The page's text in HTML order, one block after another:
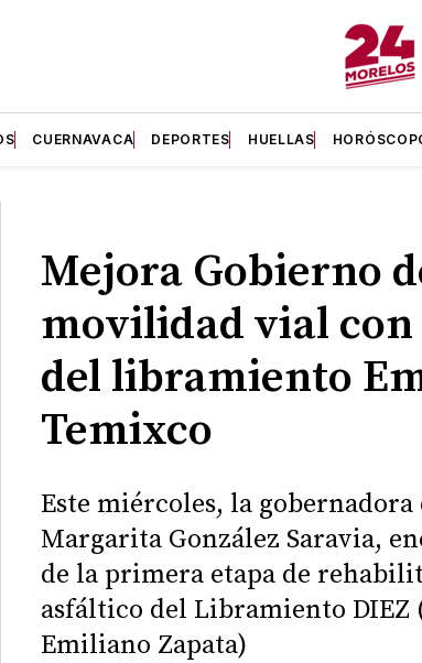
CUERNAVACA DEPORTES HUELLAS
Mejora Gobierno
movilidad vial
del libramiento
Temixco
Este miércoles, la
Margarita González Saravia,
de la primera etapa de
asfáltico del Libramiento
Emiliano Zapata)